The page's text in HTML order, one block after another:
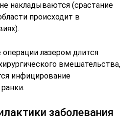
накладываются (срастание
происходит в
операции лазером длится
вмешательства,
инфицирование
заболевания